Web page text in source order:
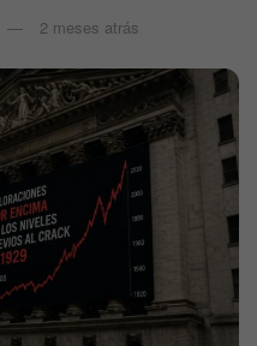
2 meses atrás